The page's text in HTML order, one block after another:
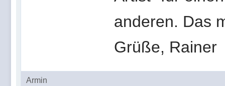
anderen. Das
Grüße, Rainer
Armin